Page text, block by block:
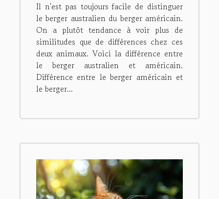
Il n'est pas toujours facile de distinguer
le berger australien du berger américain.
On a plutôt tendance à voir plus de
similitudes que de différences chez ces
deux animaux. Voici la différence entre
le berger australien et américain.
Différence entre le berger américain et
le berger...